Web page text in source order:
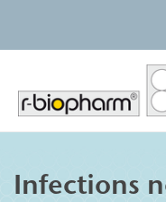
Infections